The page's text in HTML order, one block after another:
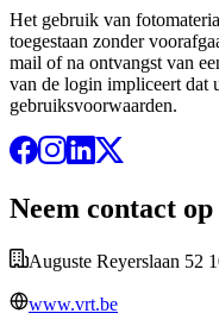
Het gebruik van
toegestaan zonder
mail of na ontvangst van
van de login impliceert dat
gebruiksvoorwaarden.
Neem contact
Auguste Reyerslaan 52
www.vrt.be